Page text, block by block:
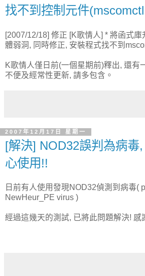
找不到控制元件
[2007/12/18] 修正 [K歌情人] * 將函式
體弱洞, 同時修正, 安裝程式找不到
K歌情人僅日前(一個星期前)釋出, 還有
不便及經常性更新, 請多包含。
2007年12月17日 星期一
[解決] NOD32誤判為病毒
心使用!!
日前有人使用發現NOD32偵測到病毒(
NewHeur_PE virus )
經過這幾天的測試, 已將此問題解決! 感